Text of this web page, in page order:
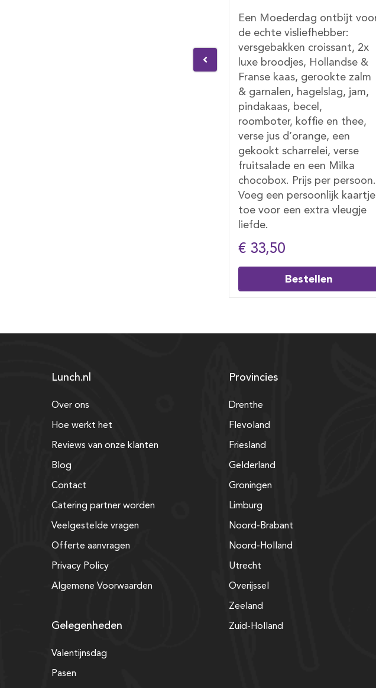
Diverse luxe harde broodjes,
heerlijke croissants, hummus,
vegan kaas, smakelijke
vegan kerriesalade,
hagelslag, jam, pindakaas,
becel, verse jus d’orange,
zakje koffie en thee en verse
fruitsalade. Prijs per
persoon. *Let op: wij kunnen
tijdens 10 tot 21 oktober
geen ontbijt leveren. Je
bestelling wordt dan
geannuleerd
€ 28,50
Bestellen
Lunch.nl
Over ons
Hoe werkt het
Reviews van onze klanten
Blog
Contact
Catering partner worden
Veelgestelde vragen
Offerte aanvragen
Privacy Policy
Algemene Voorwaarden
Gelegenheden
Valentijnsdag
Pasen
Provincies
Drenthe
Flevoland
Friesland
Gelderland
Groningen
Limburg
Noord-Brabant
Noord-Holland
Utrecht
Overijssel
Zeeland
Zuid-Holland